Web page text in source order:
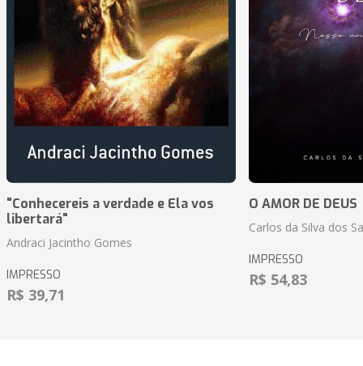
"Conhecereis a verdade e Ela vos
libertará"
Andraci Jacintho Gomes
IMPRESSO
R$ 39,71
O AMOR DE DEUS
Carlos da Silva dos
IMPRESSO
R$ 54,83